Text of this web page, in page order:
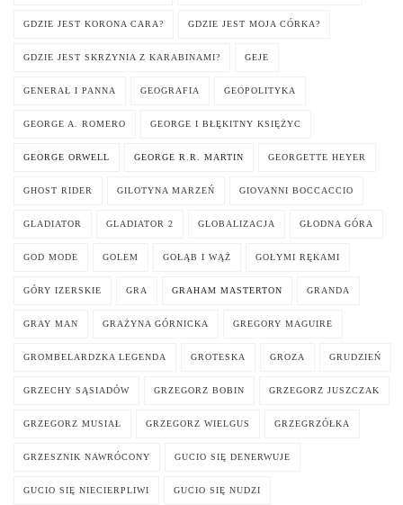
GDZIE JEST KORONA CARA? GDZIE JEST MOJA CÓRKA?
GDZIE JEST SKRZYNIA Z KARABINAMI? GEJE
GENERAŁ I PANNA GEOGRAFIA GEOPOLITYKA
GEORGE A. ROMERO GEORGE I BŁĘKITNY KSIĘŻYC
GEORGE ORWELL GEORGE R.R. MARTIN GEORGETTE HEYER
GHOST RIDER GILOTYNA MARZEŃ GIOVANNI BOCCACCIO
GLADIATOR GLADIATOR 2 GLOBALIZACJA GŁODNA GÓRA
GOD MODE GOLEM GOŁĄB I WĄŻ GOŁYMI RĘKAMI
GÓRY IZERSKIE GRA GRAHAM MASTERTON GRANDA
GRAY MAN GRAŻYNA GÓRNICKA GREGORY MAGUIRE
GROMBELARDZKA LEGENDA GROTESKA GROZA GRUDZIEŃ
GRZECHY SĄSIADÓW GRZEGORZ BOBIN GRZEGORZ JUSZCZAK
GRZEGORZ MUSIAŁ GRZEGORZ WIELGUS GRZEGRZÓŁKA
GRZESZNIK NAWRÓCONY GUCIO SIĘ DENERWUJE
GUCIO SIĘ NIECIERPLIWI GUCIO SIĘ NUDZI